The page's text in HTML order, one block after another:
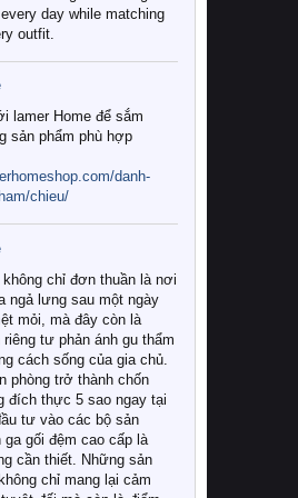
day while matching
outfit.
lamer Home để sắm
sản phẩm phù hợp
danh-
chieu/
không chỉ đơn thuần là nơi
ngả lưng sau một ngày
mỏi, mà đây còn là
riêng tư phản ánh gu thẩm
cách sống của gia chủ.
phòng trở thành chốn
đích thực 5 sao ngay tại
tư vào các bộ sản
ga gối đệm cao cấp là
cần thiết. Những sản
chỉ mang lại cảm